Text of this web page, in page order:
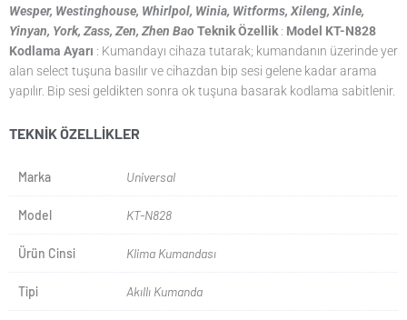
Wesper, Westinghouse, Whirlpol, Winia, Witforms, Xileng, Xinle,
Yinyan, York, Zass, Zen, Zhen Bao Teknik Özellik : Model KT-N828
Kodlama Ayarı : Kumandayı cihaza tutarak; kumandanın üzerinde yer
alan select tuşuna basılır ve cihazdan bip sesi gelene kadar arama
yapılır. Bip sesi geldikten sonra ok tuşuna basarak kodlama sabitlenir.
TEKNIK ÖZELLIKLER
Marka Universal
Model KT-N828
Ürün Cinsi Klima Kumandası
Tipi Akıllı Kumanda